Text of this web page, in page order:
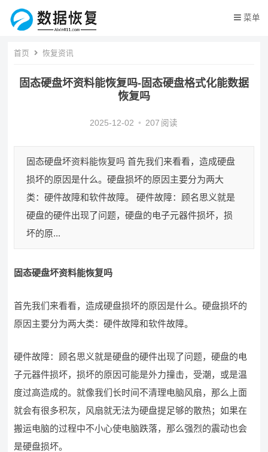
菜单
首页 恢复资讯
固态硬盘坏资料能恢复吗-固态硬盘格式化能数据
恢复吗
2025-12-02 • 207 阅读
固态硬盘坏资料能恢复吗 首先我们来看看，造成硬盘
损坏的原因是什么。硬盘损坏的原因主要分为两大
类：硬件故障和软件故障。 硬件故障：顾名思义就是
硬盘的硬件出现了问题，硬盘的电子元器件损坏，损
坏的原...
固态硬盘坏资料能恢复吗
首先我们来看看，造成硬盘损坏的原因是什么。硬盘损坏的
原因主要分为两大类：硬件故障和软件故障。
硬件故障：顾名思义就是硬盘的硬件出现了问题，硬盘的电
子元器件损坏，损坏的原因可能是外力撞击，受潮，或是温
度过高造成的。就像我们长时间不清理电脑风扇，那么上面
就会有很多积灰，风扇就无法为硬盘提足够的散热；如果在
搬运电脑的过程中不小心使电脑跌落，那么强烈的震动也会
是硬盘损坏。